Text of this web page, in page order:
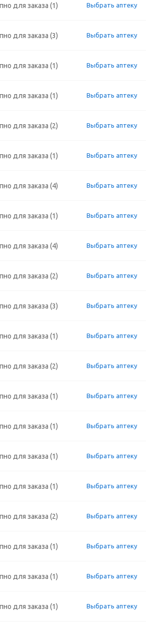
для заказа (1) Выбрать аптеку
для заказа (3) Выбрать аптеку
для заказа (1) Выбрать аптеку
для заказа (1) Выбрать аптеку
для заказа (2) Выбрать аптеку
для заказа (1) Выбрать аптеку
для заказа (4) Выбрать аптеку
для заказа (1) Выбрать аптеку
для заказа (4) Выбрать аптеку
для заказа (2) Выбрать аптеку
для заказа (3) Выбрать аптеку
для заказа (1) Выбрать аптеку
для заказа (2) Выбрать аптеку
для заказа (1) Выбрать аптеку
для заказа (1) Выбрать аптеку
для заказа (1) Выбрать аптеку
для заказа (1) Выбрать аптеку
для заказа (2) Выбрать аптеку
для заказа (1) Выбрать аптеку
для заказа (1) Выбрать аптеку
для заказа (1) Выбрать аптеку